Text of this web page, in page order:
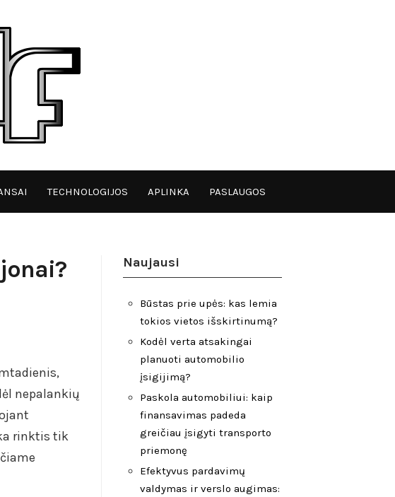
TECHNOLOGIJOS APLINKA PASLAUGOS
nepalankių
rinktis tik
Naujausi
Būstas prie upės: kas lemia
tokios vietos išskirtinumą?
Kodėl verta atsakingai
planuoti automobilio
įsigijimą?
Paskola automobiliui: kaip
finansavimas padeda
greičiau įsigyti transporto
priemonę
Efektyvus pardavimų
valdymas ir verslo augimas: